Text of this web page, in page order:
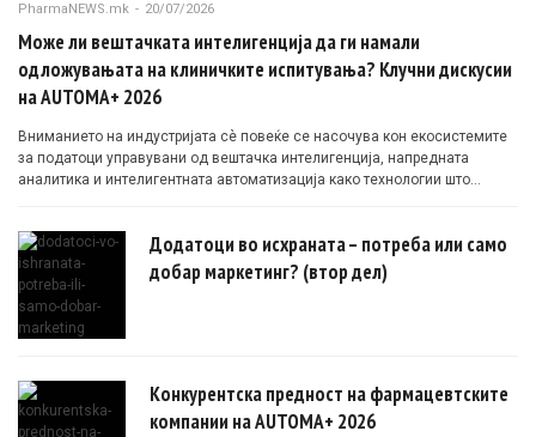
PharmaNEWS.mk - 20/07/2026
Може ли вештачката интелигенција да ги намали
одложувањата на клиничките испитувања? Клучни дискусии
на AUTOMA+ 2026
Вниманието на индустријата сè повеќе се насочува кон екосистемите
за податоци управувани од вештачка интелигенција, напредната
аналитика и интелигентната автоматизација како технологии што
Додатоци во исхраната – потреба или само
добар маркетинг? (втор дел)
Конкурентска предност на фармацевтските
компании на AUTOMA+ 2026